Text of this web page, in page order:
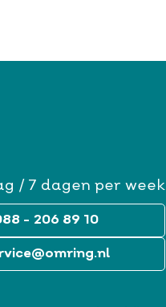
/ 7 dagen per week
- 206 89 10